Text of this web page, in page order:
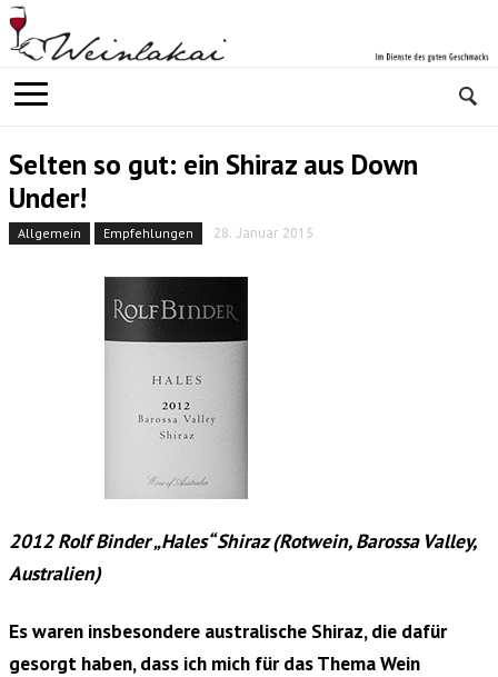
Selten so gut: ein Shiraz aus Down
Under!
Allgemein Empfehlungen 28. Januar 2015
2012 Rolf Binder „Hales“ Shiraz (Rotwein, Barossa Valley,
Australien)
Es waren insbesondere australische Shiraz, die dafür
gesorgt haben, dass ich mich für das Thema Wein